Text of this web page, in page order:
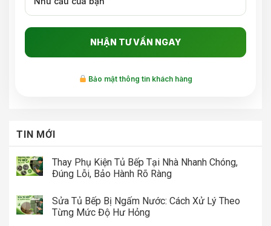
Bảo mật thông tin khách hàng
TIN MỚI
Thay Phụ Kiện Tủ Bếp Tại Nhà Nhanh Chóng,
Đúng Lỗi, Bảo Hành Rõ Ràng
Sửa Tủ Bếp Bị Ngấm Nước: Cách Xử Lý Theo
Từng Mức Độ Hư Hỏng